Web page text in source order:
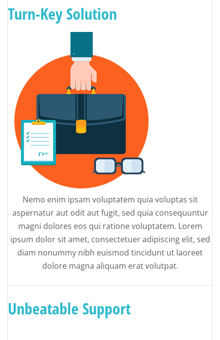
Turn-Key Solution
Nemo enim ipsam voluptatem quia voluptas sit
aspernatur aut odit aut fugit, sed quia consequuntur
magni dolores eos qui ratione voluptatem. Lorem
ipsum dolor sit amet, consectetuer adipiscing elit, sed
diam nonummy nibh euismod tincidunt ut laoreet
dolore magna aliquam erat volutpat.
Unbeatable Support